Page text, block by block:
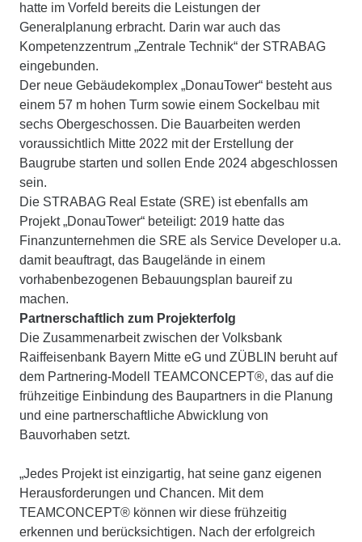
hatte im Vorfeld bereits die Leistungen der
Generalplanung erbracht. Darin war auch das
Kompetenzzentrum „Zentrale Technik“ der STRABAG
eingebunden.
Der neue Gebäudekomplex „DonauTower“ besteht aus
einem 57 m hohen Turm sowie einem Sockelbau mit
sechs Obergeschossen. Die Bauarbeiten werden
voraussichtlich Mitte 2022 mit der Erstellung der
Baugrube starten und sollen Ende 2024 abgeschlossen
sein.
Die STRABAG Real Estate (SRE) ist ebenfalls am
Projekt „DonauTower“ beteiligt: 2019 hatte das
Finanzunternehmen die SRE als Service Developer u.a.
damit beauftragt, das Baugelände in einem
vorhabenbezogenen Bebauungsplan baureif zu
machen.
Partnerschaftlich zum Projekterfolg
Die Zusammenarbeit zwischen der Volksbank
Raiffeisenbank Bayern Mitte eG und ZÜBLIN beruht auf
dem Partnering-Modell TEAMCONCEPT®, das auf die
frühzeitige Einbindung des Baupartners in die Planung
und eine partnerschaftliche Abwicklung von
Bauvorhaben setzt.
„Jedes Projekt ist einzigartig, hat seine ganz eigenen
Herausforderungen und Chancen. Mit dem
TEAMCONCEPT® können wir diese frühzeitig
erkennen und berücksichtigen. Nach der erfolgreich